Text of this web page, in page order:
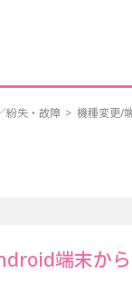
紛失・故障 > 機種変更/
端末か